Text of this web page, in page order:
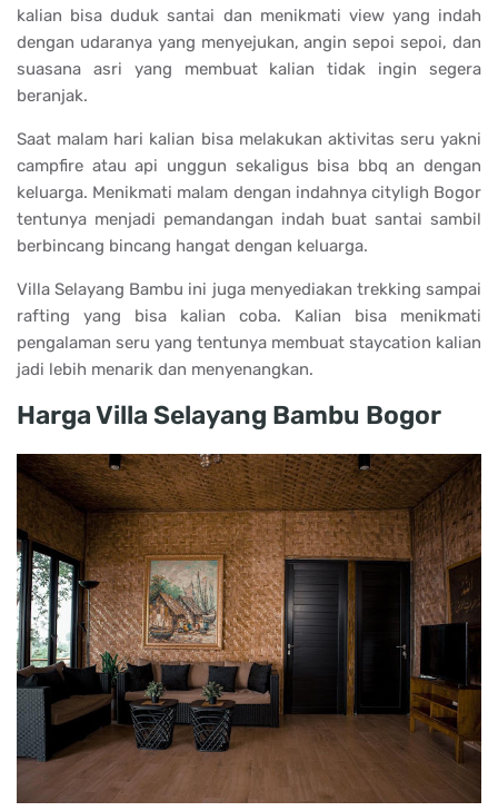
kalian bisa duduk santai dan menikmati view yang indah
dengan udaranya yang menyejukan, angin sepoi sepoi, dan
suasana asri yang membuat kalian tidak ingin segera
beranjak.
Saat malam hari kalian bisa melakukan aktivitas seru yakni
campfire atau api unggun sekaligus bisa bbq an dengan
keluarga. Menikmati malam dengan indahnya cityligh Bogor
tentunya menjadi pemandangan indah buat santai sambil
berbincang bincang hangat dengan keluarga.
Villa Selayang Bambu ini juga menyediakan trekking sampai
rafting yang bisa kalian coba. Kalian bisa menikmati
pengalaman seru yang tentunya membuat staycation kalian
jadi lebih menarik dan menyenangkan.
Harga Villa Selayang Bambu Bogor